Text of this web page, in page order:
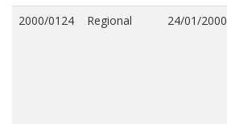
2000/0124 Regional 24/01/2000